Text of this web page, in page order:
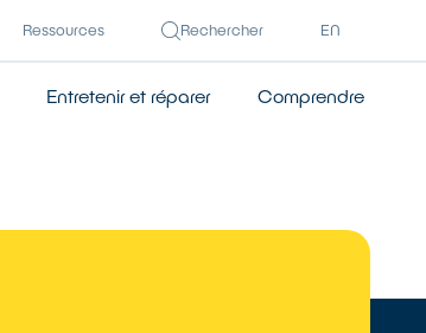
Ressources Rechercher EN
Entretenir et réparer Comprendre